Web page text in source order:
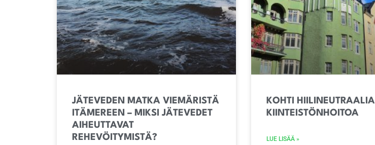
JÄTEVEDEN MATKA VIEMÄRISTÄ
ITÄMEREEN – MIKSI JÄTEVEDET
AIHEUTTAVAT
REHEVÖITYMISTÄ?
KOHTI HIILINEUTRAALIA
KIINTEISTÖNHOITOA
LUE LISÄÄ »